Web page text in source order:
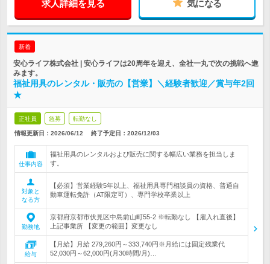
求人詳細を見る 気になる
新着
安心ライフ株式会社 | 安心ライフは20周年を迎え、全社一丸で次の挑戦へ進
みます。
福祉用具のレンタル・販売の【営業】＼経験者歓迎／賞与年2回
★
正社員 急募 転勤なし
情報更新日：2026/06/12 終了予定日： 2026/12/03
仕事内容
福祉用具のレンタルおよび販売に関する幅広い業務を担当しま
す。
対象と
なる方
【必須】営業経験5年以上、福祉用具専門相談員の資格、普通自
動車運転免許（AT限定可）、専門学校卒業以上
勤務地
京都府京都市伏見区中島前山町55-2 ※転勤なし 【雇入れ直後】
上記事業所 【変更の範囲】変更なし
給与
【月給】月給 279,260円～333,740円※月給には固定残業代
52,030円～62,000円(月30時間/月)…